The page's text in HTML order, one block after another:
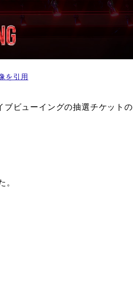
を引用
ビューイングの抽選チケットの
。